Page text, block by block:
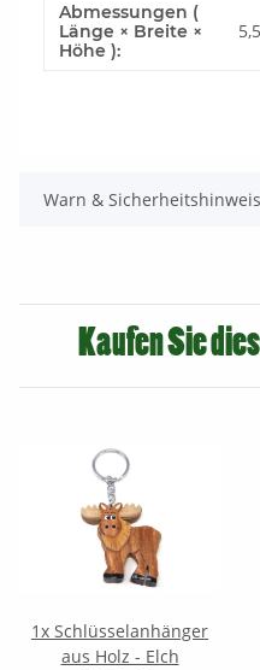
Abmessungen (
Länge × Breite ×
Höhe ):
Warn &
Kaufen Sie
1x Schlüsselanhänger
aus Holz - Elch